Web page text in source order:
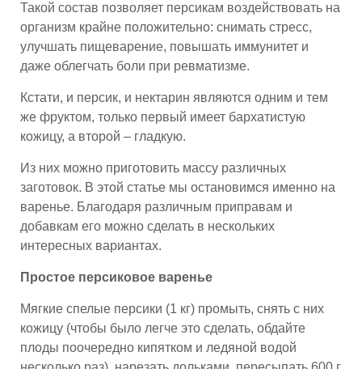
Такой состав позволяет персикам воздействовать на
организм крайне положительно: снимать стресс,
улучшать пищеварение, повышать иммунитет и
даже облегчать боли при ревматизме.
Кстати, и персик, и нектарин являются одним и тем
же фруктом, только первый имеет бархатистую
кожицу, а второй – гладкую.
Из них можно приготовить массу различных
заготовок. В этой статье мы остановимся именно на
варенье. Благодаря различным приправам и
добавкам его можно сделать в нескольких
интересных вариантах.
Простое персиковое варенье
Мягкие спелые персики (1 кг) промыть, снять с них
кожицу (чтобы было легче это сделать, обдайте
плоды поочередно кипятком и ледяной водой